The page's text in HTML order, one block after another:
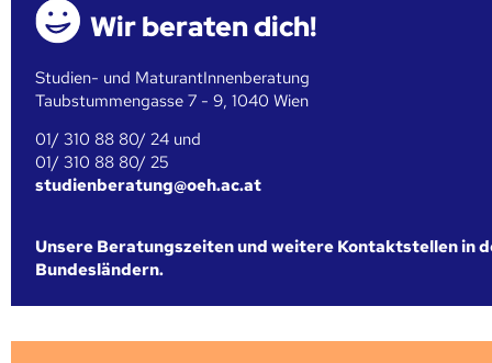
Wir beraten dich!
Studien- und MaturantInnenberatung
Taubstummengasse 7 - 9, 1040 Wien
01/ 310 88 80/ 24 und
01/ 310 88 80/ 25
studienberatung@oeh.ac.at
Unsere Beratungszeiten und weitere Kontaktstellen in
Bundesländern.